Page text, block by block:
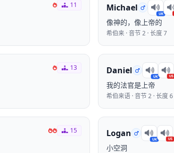
11 Michael
UK
像神的，像上帝的
希伯来 · 音节 2 · 长度 7
13 Daniel
UK US
我的法官是上帝
希伯来语 · 音节 2 · 长度 6
15 Logan
UK US
小空洞